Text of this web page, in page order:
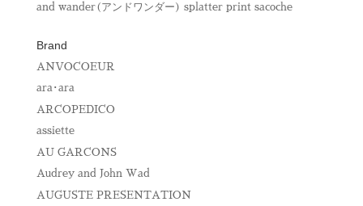
and wander(アンドワンダー) splatter print sacoche
Brand
ANVOCOEUR
ara･ara
ARCOPEDICO
assiette
AU GARCONS
Audrey and John Wad
AUGUSTE PRESENTATION